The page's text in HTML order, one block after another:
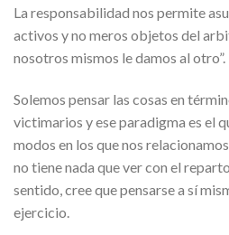
La responsabilidad nos permite
activos y no meros objetos del
nosotros mismos le damos al otro”.
Solemos pensar las cosas en
victimarios y ese paradigma es el
modos en los que nos
no tiene nada que ver con el
sentido, cree que pensarse a sí
ejercicio.